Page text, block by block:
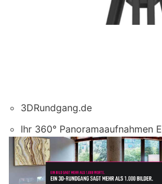
3DRundgang.de
Ihr 360° Panoramaaufnahmen